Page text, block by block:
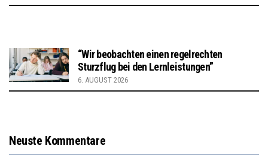
“Wir beobachten einen regelrechten
Sturzflug bei den Lernleistungen”
6. AUGUST 2026
Neuste Kommentare